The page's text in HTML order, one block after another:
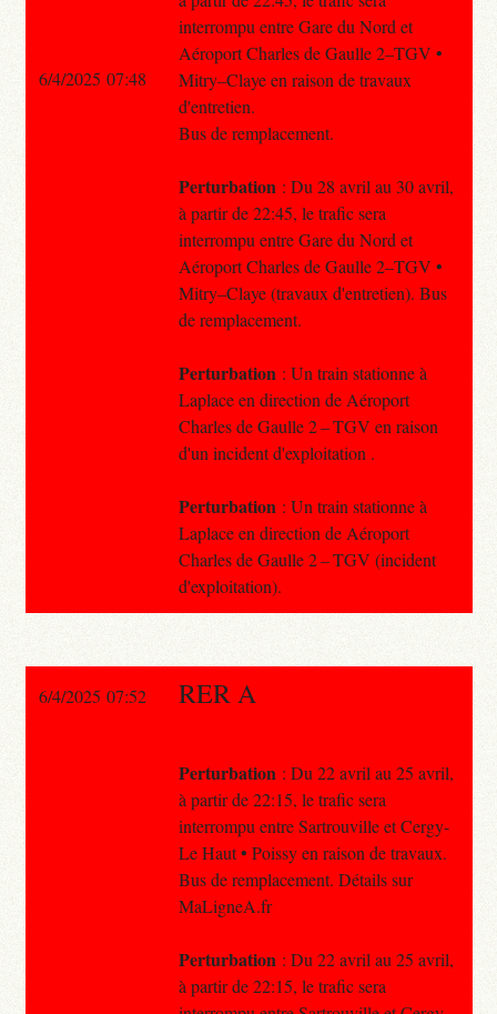
interrompu entre Gare du Nord et
Aéroport Charles de Gaulle 2–TGV •
Mitry–Claye en raison de travaux
d'entretien.
Bus de remplacement.
Perturbation : Du 28 avril au 30 avril,
à partir de 22:45, le trafic sera
interrompu entre Gare du Nord et
Aéroport Charles de Gaulle 2–TGV •
Mitry–Claye (travaux d'entretien). Bus
de remplacement.
Perturbation : Un train stationne à
Laplace en direction de Aéroport
Charles de Gaulle 2 – TGV en raison
d'un incident d'exploitation .
Perturbation : Un train stationne à
Laplace en direction de Aéroport
Charles de Gaulle 2 – TGV (incident
d'exploitation).
6/4/2025 07:48
6/4/2025 07:52 RER A
Perturbation : Du 22 avril au 25 avril,
à partir de 22:15, le trafic sera
interrompu entre Sartrouville et Cergy-
Le Haut • Poissy en raison de travaux.
Bus de remplacement. Détails sur
MaLigneA.fr
Perturbation : Du 22 avril au 25 avril,
à partir de 22:15, le trafic sera